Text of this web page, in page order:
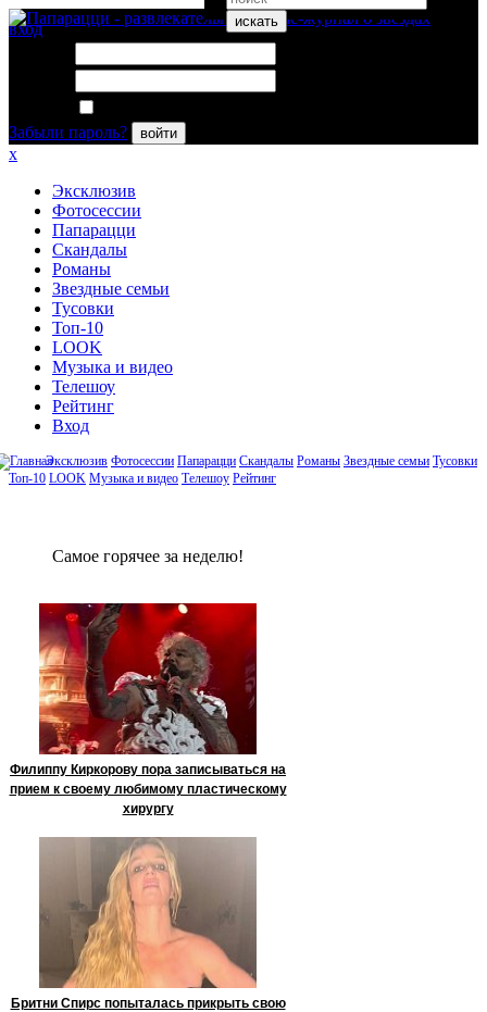
искать
вход
Забыли пароль?
войти
x
Эксклюзив
Фотосессии
Папарацци
Скандалы
Романы
Звездные семьи
Тусовки
Топ-10
LOOK
Музыка и видео
Телешоу
Рейтинг
Вход
Эксклюзив Фотосессии Папарацци Скандалы Романы Звездные семьи Тусовки
Топ-10 LOOK Музыка и видео Телешоу Рейтинг
Сaмое гoрячее за неделю!
Филиппу Киркорову пора записываться на
прием к своему любимому пластическому
хирургу
Бритни Спирс попыталась прикрыть свою